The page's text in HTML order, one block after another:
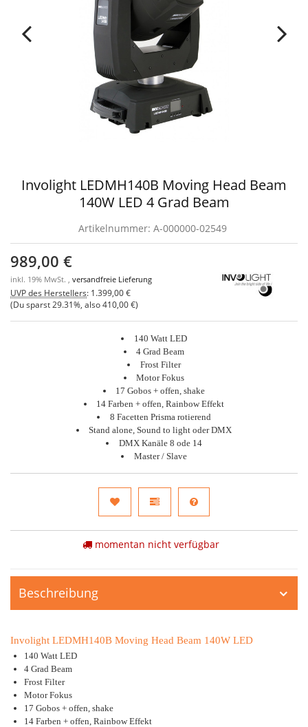
Involight LEDMH140B Moving Head Beam
140W LED 4 Grad Beam
Artikelnummer: A-000000-02549
989,00 €
inkl. 19% MwSt. , versandfreie Lieferung
UVP des Herstellers: 1.399,00 €
(Du sparst 29.31% , also410,00 €)
140 Watt LED
4 Grad Beam
Frost Filter
Motor Fokus
17 Gobos + offen, shake
14 Farben + offen, Rainbow Effekt
8 Facetten Prisma rotierend
Stand alone, Sound to light oder DMX
DMX Kanäle 8 ode 14
Master / Slave
momentan nicht verfügbar
Beschreibung
Involight LEDMH140B Moving Head Beam 140W LED
140 Watt LED
4 Grad Beam
Frost Filter
Motor Fokus
17 Gobos + offen, shake
14 Farben + offen, Rainbow Effekt